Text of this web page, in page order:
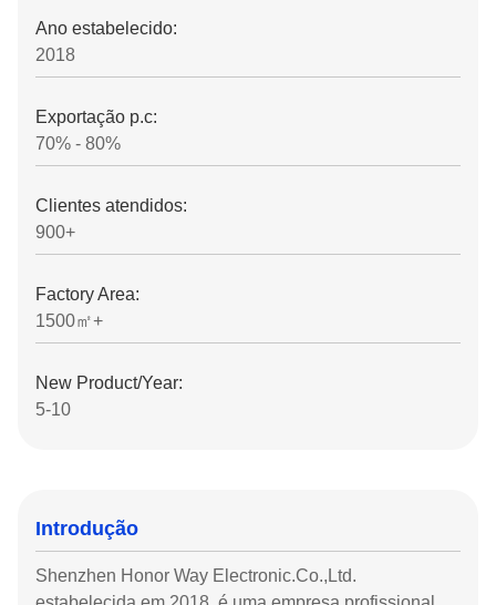
Ano estabelecido:
2018
Exportação p.c:
70% - 80%
Clientes atendidos:
900+
Factory Area:
1500㎡+
New Product/Year:
5-10
Introdução
Shenzhen Honor Way Electronic.Co.,Ltd.